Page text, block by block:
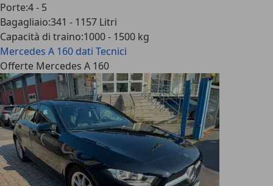
Porte:4 - 5
Bagagliaio:341 - 1157 Litri
Capacità di traino:1000 - 1500 kg
Mercedes A 160 dati Tecnici
Offerte Mercedes A 160